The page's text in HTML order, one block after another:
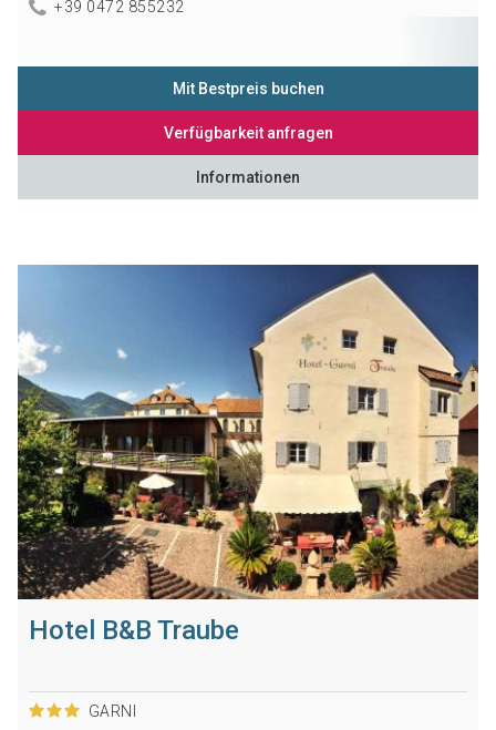
+39 0472 855232
Mit Bestpreis buchen
Verfügbarkeit anfragen
Informationen
Hotel B&B Traube
GARNI